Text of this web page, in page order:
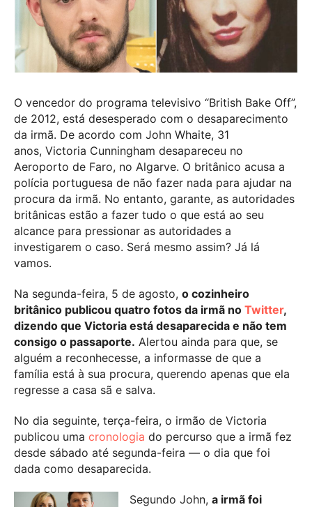
O vencedor do programa televisivo “British Bake Off”,
de 2012, está desesperado com o desaparecimento
da irmã. De acordo com John Whaite, 31
anos, Victoria Cunningham desapareceu no
Aeroporto de Faro, no Algarve. O britânico acusa a
polícia portuguesa de não fazer nada para ajudar na
procura da irmã. No entanto, garante, as autoridades
britânicas estão a fazer tudo o que está ao seu
alcance para pressionar as autoridades a
investigarem o caso. Será mesmo assim? Já lá
vamos.
Na segunda-feira, 5 de agosto, o cozinheiro
britânico publicou quatro fotos da irmã no Twitter,
dizendo que Victoria está desaparecida e não tem
consigo o passaporte. Alertou ainda para que, se
alguém a reconhecesse, a informasse de que a
família está à sua procura, querendo apenas que ela
regresse a casa sã e salva.
No dia seguinte, terça-feira, o irmão de Victoria
publicou uma cronologia do percurso que a irmã fez
desde sábado até segunda-feira — o dia que foi
dada como desaparecida.
Segundo John, a irmã foi